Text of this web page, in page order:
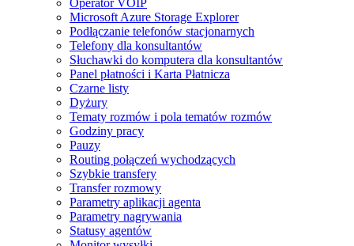
Microsoft Azure Storage Explorer
Podłączanie telefonów stacjonarnych
Telefony dla konsultantów
Słuchawki do komputera dla konsultantów
Panel płatności i Karta Płatnicza
Czarne listy
Dyżury
Tematy rozmów i pola tematów rozmów
Godziny pracy
Pauzy
Routing połączeń wychodzących
Szybkie transfery
Transfer rozmowy
Parametry aplikacji agenta
Parametry nagrywania
Statusy agentów